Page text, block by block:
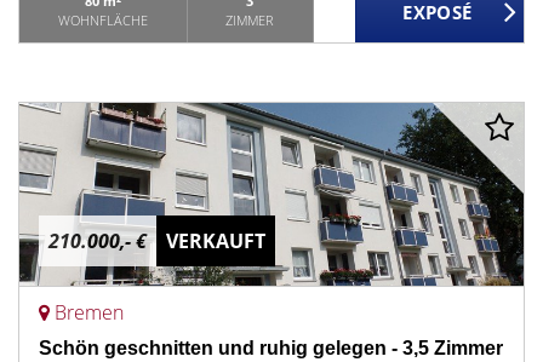
WOHNFLÄCHE
ZIMMER
210.000,- € VERKAUFT
Bremen
Schön geschnitten und ruhig gelegen - 3,5 Zimmer